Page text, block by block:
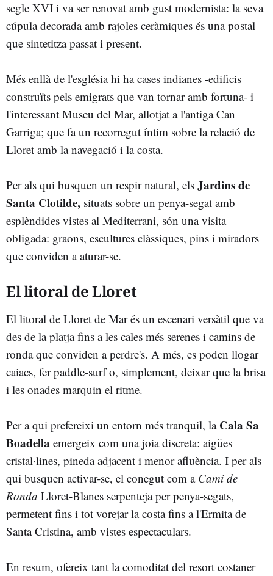
segle XVI i va ser renovat amb gust modernista: la seva
cúpula decorada amb rajoles ceràmiques és una postal
que sintetitza passat i present.
Més enllà de l'església hi ha cases indianes -edificis
construïts pels emigrats que van tornar amb fortuna- i
l'interessant Museu del Mar, allotjat a l'antiga Can
Garriga; que fa un recorregut íntim sobre la relació de
Lloret amb la navegació i la costa.
Per als qui busquen un respir natural, els Jardins de
Santa Clotilde, situats sobre un penya-segat amb
esplèndides vistes al Mediterrani, són una visita
obligada: graons, escultures clàssiques, pins i miradors
que conviden a aturar-se.
El litoral de Lloret
El litoral de Lloret de Mar és un escenari versàtil que va
des de la platja fins a les cales més serenes i camins de
ronda que conviden a perdre's. A més, es poden llogar
caiacs, fer paddle-surf o, simplement, deixar que la brisa
i les onades marquin el ritme.
Per a qui prefereixi un entorn més tranquil, la Cala Sa
Boadella emergeix com una joia discreta: aigües
cristal·lines, pineda adjacent i menor afluència. I per als
qui busquen activar-se, el conegut com aCamí de
Ronda Lloret‑Blanes serpenteja per penya-segats,
permetent fins i tot vorejar la costa fins a l'Ermita de
Santa Cristina, amb vistes espectaculars.
En resum, ofereix tant la comoditat del resort costaner